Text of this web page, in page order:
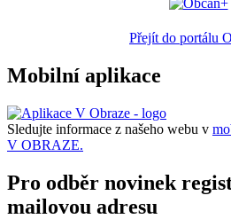
Přejít do portálu
Mobilní aplikace
Sledujte informace z našeho webu v
V OBRAZE.
Pro odběr novinek
mailovou adresu